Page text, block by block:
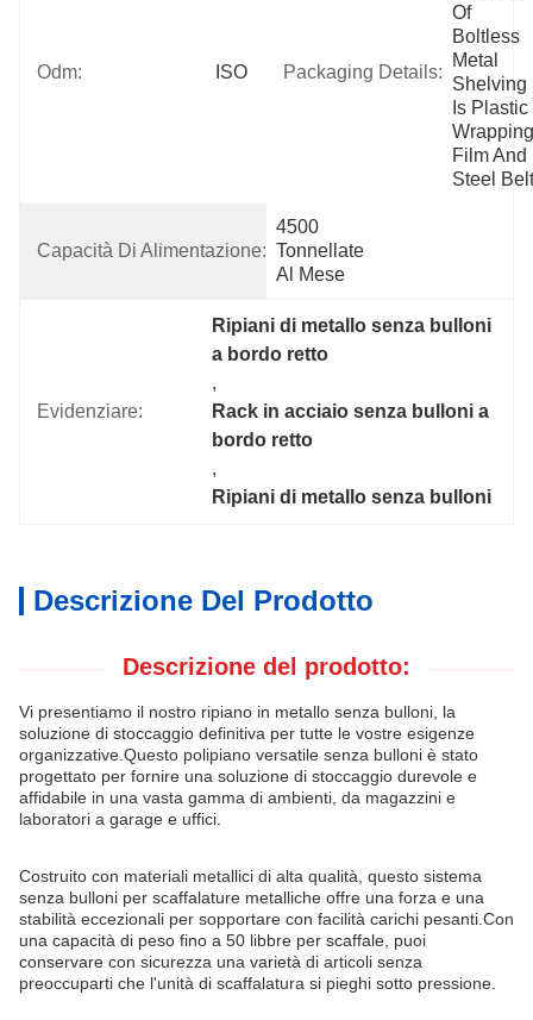
Odm: ISO Packaging Details:
Of
Boltless
Metal
Shelving
Is Plastic
Wrapping
Film And
Steel
Capacità Di Alimentazione:
4500
Tonnellate
Al Mese
Evidenziare:
Ripiani di metallo senza bulloni
a bordo retto
,
Rack in acciaio senza bulloni a
bordo retto
,
Ripiani di metallo senza bulloni
Descrizione Del Prodotto
Descrizione del prodotto:
Vi presentiamo il nostro ripiano in metallo senza bulloni, la
soluzione di stoccaggio definitiva per tutte le vostre esigenze
organizzative. Questo polipiano versatile senza bulloni è stato
progettato per fornire una soluzione di stoccaggio durevole e
affidabile in una vasta gamma di ambienti, da magazzini e
laboratori a garage e uffici.
Costruito con materiali metallici di alta qualità, questo sistema
senza bulloni per scaffalature metalliche offre una forza e una
stabilità eccezionali per sopportare con facilità carichi pesanti. Con
una capacità di peso fino a 50 libbre per scaffale, puoi
conservare con sicurezza una varietà di articoli senza
preoccuparti che l'unità di scaffalatura si pieghi sotto pressione.